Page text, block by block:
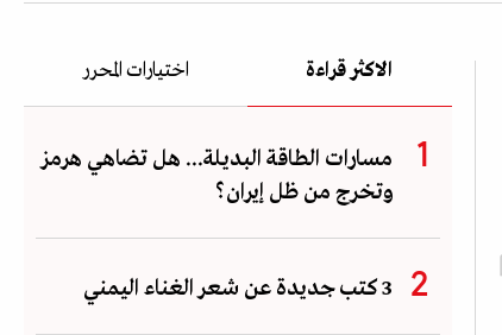
الاكثر قراءة اختيارات المحرر
مسارات الطاقة البديلة... هل تضاهي هرمز
وتخرج من ظل إيران؟
3 كتب جديدة عن شعر الغناء اليمني